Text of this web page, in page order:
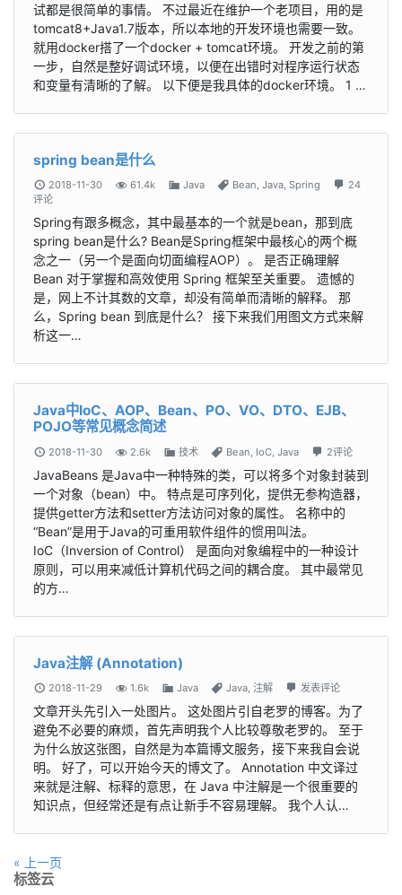
试都是很简单的事情。 不过最近在维护一个老项目，用的是
tomcat8+Java1.7版本，所以本地的开发环境也需要一致。
就用docker搭了一个docker + tomcat环境。 开发之前的第
一步，自然是整好调试环境，以便在出错时对程序运行状态
和变量有清晰的了解。 以下便是我具体的docker环境。 1 …
spring bean是什么
2018-11-30 61.4k Java Bean, Java, Spring
24
评论
Spring有跟多概念，其中最基本的一个就是bean，那到底
spring bean是什么? Bean是Spring框架中最核心的两个概
念之一（另一个是面向切面编程AOP）。 是否正确理解
Bean 对于掌握和高效使用 Spring 框架至关重要。 遗憾的
是，网上不计其数的文章，却没有简单而清晰的解释。 那
么，Spring bean 到底是什么？ 接下来我们用图文方式来解
析这一…
Java中IoC、AOP、Bean、PO、VO、DTO、EJB、
POJO等常见概念简述
2018-11-30 2.6k 技术 Bean IoC Java 2评论
JavaBeans 是Java中一种特殊的类，可以将多个对象封装到
一个对象（bean）中。 特点是可序列化，提供无参构造器，
提供getter方法和setter方法访问对象的属性。 名称中的
“Bean”是用于Java的可重用软件组件的惯用叫法。
IoC（Inversion of Control） 是面向对象编程中的一种设计
原则，可以用来减低计算机代码之间的耦合度。 其中最常见
的方…
Java注解 (Annotation)
2018-11-29 1.6k Java Java, 注解 发表评论
文章开头先引入一处图片。 这处图片引自老罗的博客。为了
避免不必要的麻烦，首先声明我个人比较尊敬老罗的。 至于
为什么放这张图，自然是为本篇博文服务，接下来我自会说
明。 好了，可以开始今天的博文了。 Annotation 中文译过
来就是注解、标释的意思，在 Java 中注解是一个很重要的
知识点，但经常还是有点让新手不容易理解。 我个人认…
« 上一页
标签云